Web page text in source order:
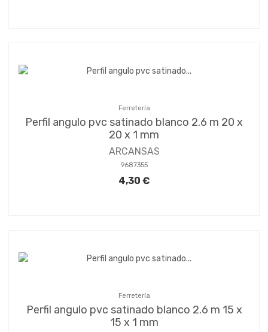
Ferretería
Perfil angulo pvc satinado blanco 2.6 m 20 x
20 x 1 mm
ARCANSAS
9687355
4,30 €
Ferretería
Perfil angulo pvc satinado blanco 2.6 m 15 x
15 x 1 mm